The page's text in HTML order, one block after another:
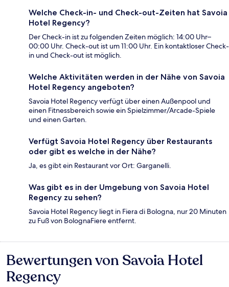
Welche Check-in- und Check-out-Zeiten hat Savoia
Hotel Regency?
Der Check-in ist zu folgenden Zeiten möglich: 14:00 Uhr–
00:00 Uhr. Check-out ist um 11:00 Uhr. Ein kontaktloser Check-
in und Check-out ist möglich.
Welche Aktivitäten werden in der Nähe von Savoia
Hotel Regency angeboten?
Savoia Hotel Regency verfügt über einen Außenpool und
einen Fitnessbereich sowie ein Spielzimmer/Arcade-Spiele
und einen Garten.
Verfügt Savoia Hotel Regency über Restaurants
oder gibt es welche in der Nähe?
Ja, es gibt ein Restaurant vor Ort: Garganelli.
Was gibt es in der Umgebung von Savoia Hotel
Regency zu sehen?
Savoia Hotel Regency liegt in Fiera di Bologna, nur 20 Minuten
zu Fuß von BolognaFiere entfernt.
Bewertungen
Bewertungen von Savoia Hotel
Regency